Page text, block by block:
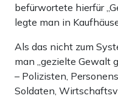
befürwortete hierfür
legte man in
Als das nicht zum
man „gezielte Gewalt
– Polizisten,
Soldaten,